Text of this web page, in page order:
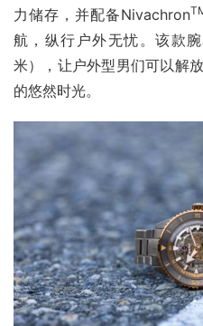
力储存，并配备Nivachron
航，纵行户外无忧。该款
米），让户外型男们可以解
的悠然时光。